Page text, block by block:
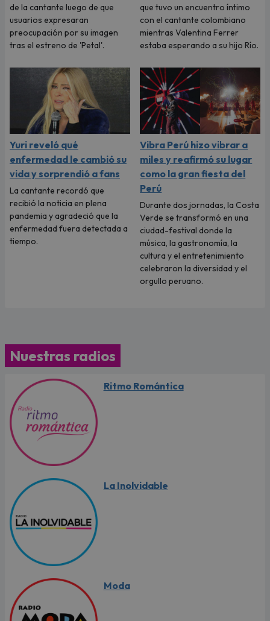
de la cantante luego de que
usuarios expresaran
preocupación por su imagen
tras el estreno de 'Petal'.
que tuvo un encuentro íntimo
con el cantante colombiano
mientras Valentina Ferrer
estaba esperando a su hijo Río.
Yuri reveló qué
enfermedad le cambió su
vida y sorprendió a fans
La cantante recordó que
recibió la noticia en plena
pandemia y agradeció que la
enfermedad fuera detectada a
tiempo.
Vibra Perú hizo vibrar a
miles y reafirmó su lugar
como la gran fiesta del
Perú
Durante dos jornadas, la Costa
Verde se transformó en una
ciudad-festival donde la
música, la gastronomía, la
cultura y el entretenimiento
celebraron la diversidad y el
orgullo peruano.
Nuestras radios
Ritmo Romántica
La Inolvidable
Moda